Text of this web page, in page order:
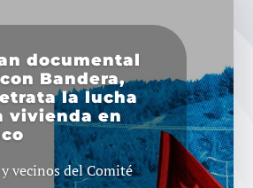
documental
Bandera,
la lucha
vivienda en
vecinos del Comité